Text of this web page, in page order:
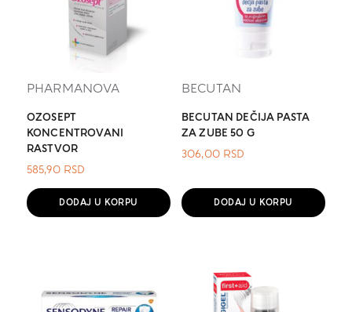
PHARMANOVA
OZOSEPT
KONCENTROVANI
RASTVOR
585,90 RSD
DODAJ U KORPU
BECUTAN
BECUTAN DEČIJA PASTA
ZA ZUBE 50 G
306,00 RSD
DODAJ U KORPU